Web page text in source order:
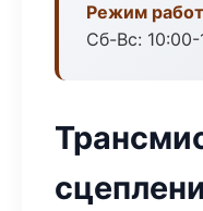
Режим
Сб-Вс: 10:00-